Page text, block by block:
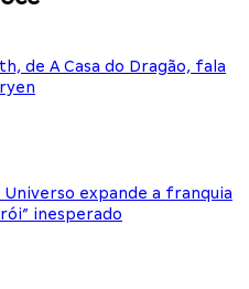
de A Casa do Dragão, fala
expande a franquia
inesperado